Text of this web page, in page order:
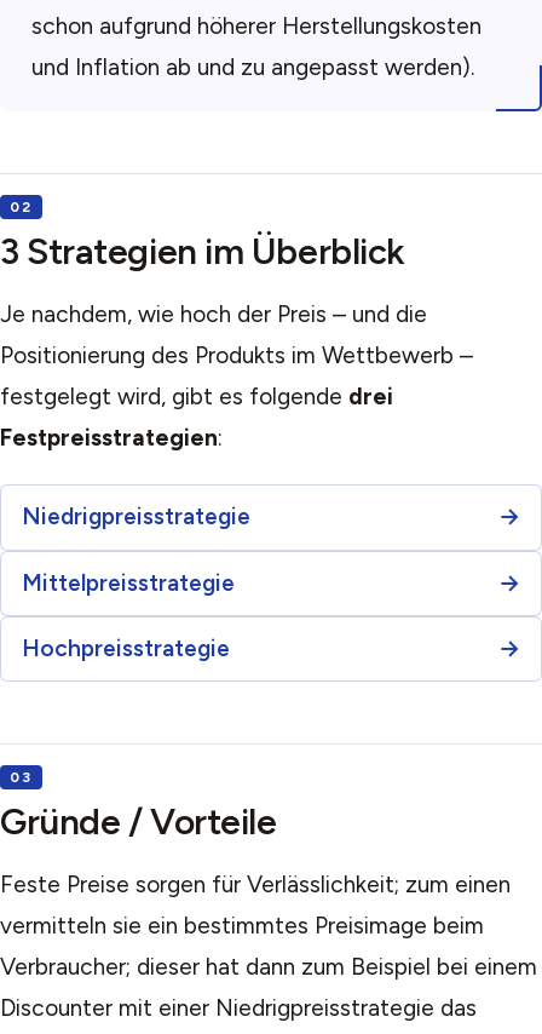
schon aufgrund höherer Herstellungskosten
und Inflation ab und zu angepasst werden).
3 Strategien im Überblick
Je nachdem, wie hoch der Preis – und die
Positionierung des Produkts im Wettbewerb –
festgelegt wird, gibt es folgende drei
Festpreisstrategien:
Niedrigpreisstrategie
Mittelpreisstrategie
Hochpreisstrategie
Gründe / Vorteile
Feste Preise sorgen für Verlässlichkeit; zum einen
vermitteln sie ein bestimmtes Preisimage beim
Verbraucher; dieser hat dann zum Beispiel bei einem
Discounter mit einer Niedrigpreisstrategie das